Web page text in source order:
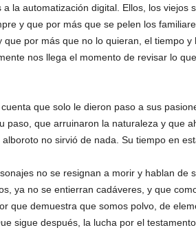
a la automatización digital. Ellos, los viejos
y que por más que se pelen los
que por más que no lo quieran, el tiempo
nos llega el momento de revisar lo
que solo le dieron paso a sus
paso, que arruinaron la naturaleza y que
no sirvió de nada. Su tiempo en
no se resignan a morir y hablan de
ya no se entierran cadáveres, y que
que demuestra que somos polvo, de
sigue después, la lucha por el